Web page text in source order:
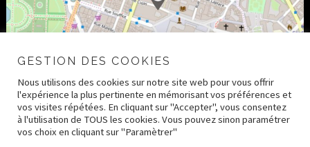
GESTION DES COOKIES
Nous utilisons des cookies sur notre site web pour vous offrir
l'expérience la plus pertinente en mémorisant vos préférences et
vos visites répétées. En cliquant sur "Accepter", vous consentez
à l'utilisation de TOUS les cookies. Vous pouvez sinon paramétrer
vos choix en cliquant sur "Paramètrer"